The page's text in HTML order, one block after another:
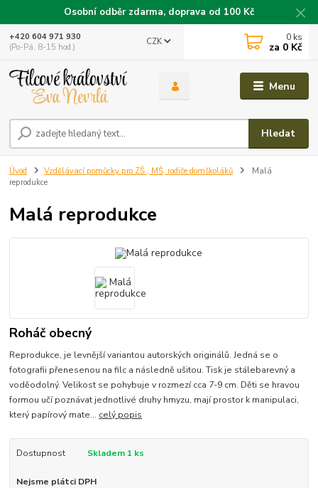
Osobní odběr zdarma, doprava od 100 Kč
Menu
CZK
Hledat
+420 604 971 930
(Po-Pá, 8-15 hod.)
0 ks
za 0 Kč
Úvod Vzdělávací pomůcky pro ZŠ , MŠ, rodiče domškoláků
Malá
reprodukce
Malá reprodukce
Roháč obecný
Reprodukce, je levnější variantou autorských originálů. Jedná se o
fotografii přenesenou na filc a následně ušitou. Tisk je stálebarevný a
voděodolný. Velikost se pohybuje v rozmezí cca 7-9 cm. Děti se hravou
formou učí poznávat jednotlivé druhy hmyzu, mají prostor k manipulaci,
který papírový mate... celý popis
Dostupnost Skladem 1 ks
Nejsme plátci DPH